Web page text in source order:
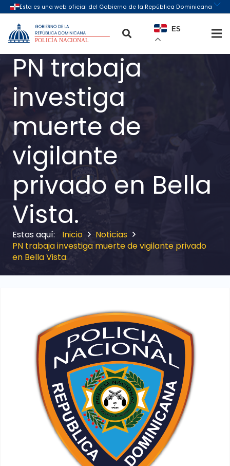
ES
PN trabaja
investiga
muerte de
vigilante
privado en Bella
Vista.
Inicio
Noticias
PN trabaja investiga muerte de vigilante privado
en Bella Vista.